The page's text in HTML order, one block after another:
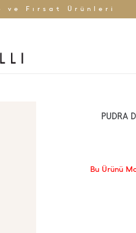
ve Fırsat Ürünleri
PUDRA
Bu Ürünü